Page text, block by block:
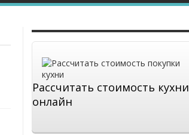
Рассчитать стоимость кухни
онлайн